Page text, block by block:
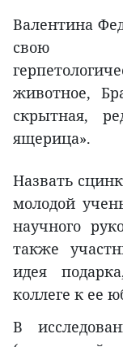
Валентина
свою
животное,
скрытная,
ящерица».
Назвать
молодой
научного
также
идея
коллеге к ее
В